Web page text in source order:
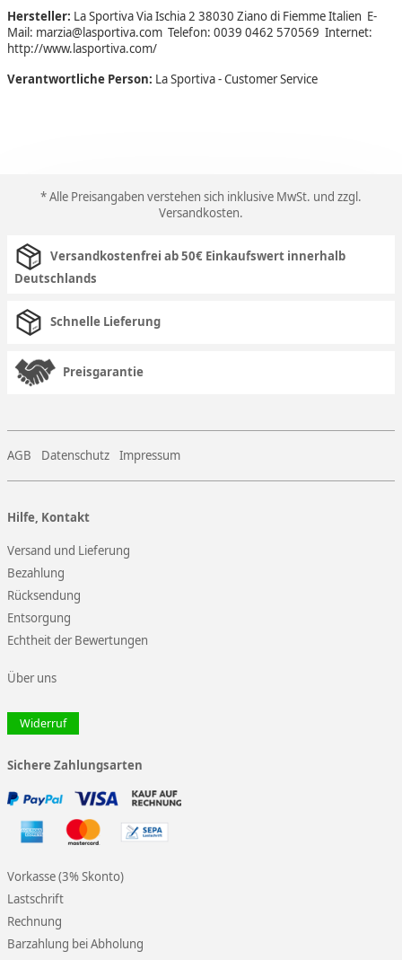
Hersteller: La Sportiva Via Ischia 2 38030 Ziano di Fiemme Italien E-
Mail: marzia@lasportiva.com Telefon: 0039 0462 570569 Internet:
http://www.lasportiva.com/
Verantwortliche Person: La Sportiva - Customer Service
* Alle Preisangaben verstehen sich inklusive MwSt. und zzgl.
Versandkosten.
Versandkostenfrei ab 50€ Einkaufswert innerhalb
Deutschlands
Schnelle Lieferung
Preisgarantie
AGB Datenschutz Impressum
Hilfe, Kontakt
Versand und Lieferung
Bezahlung
Rücksendung
Entsorgung
Echtheit der Bewertungen
Über uns
Widerruf
Sichere Zahlungsarten
Vorkasse (3% Skonto)
Lastschrift
Rechnung
Barzahlung bei Abholung